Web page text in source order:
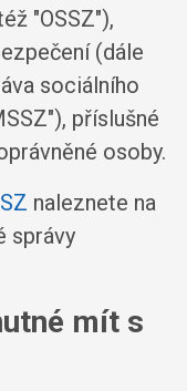
"OSSZ"),
(dále
sociálního
příslušné
osoby.
naleznete na
správy
mít s